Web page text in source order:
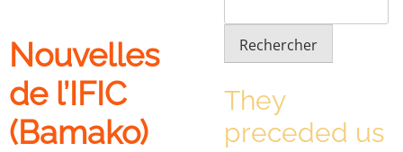
Nouvelles
de l’IFIC
(Bamako)
Rechercher
They
preceded us